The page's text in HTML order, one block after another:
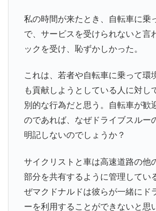
私の時間が来たとき、自転車に乗
で、サービスを受けられないと言
ックを受け、恥ずかしかった。
これは、若者や自転車に乗って環
も貢献しようとしている人に対し
別的な行為だと思う。自転車が歓
のであれば、なぜドライブスルー
明記しないのでしょうか？
サイクリストと車は高速道路の他
部分を共有するように管理してい
ぜマクドナルドは彼らが一緒にド
ーを利用することができないと思